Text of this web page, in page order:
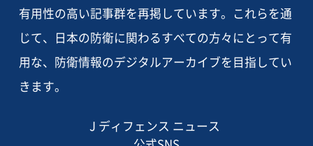
有用性の高い記事群を再掲しています。これらを通
じて、日本の防衛に関わるすべての方々にとって有
用な、防衛情報のデジタルアーカイブを目指してい
きます。
J ディフェンス ニュース